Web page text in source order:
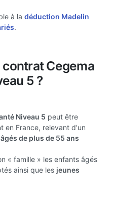
à la déduction Madelin
.
Cegema
5 ?
Niveau 5 peut être
en France, relevant d'un
âgés de plus de 55 ans
« famille » les enfants âgés
ainsi que les jeunes